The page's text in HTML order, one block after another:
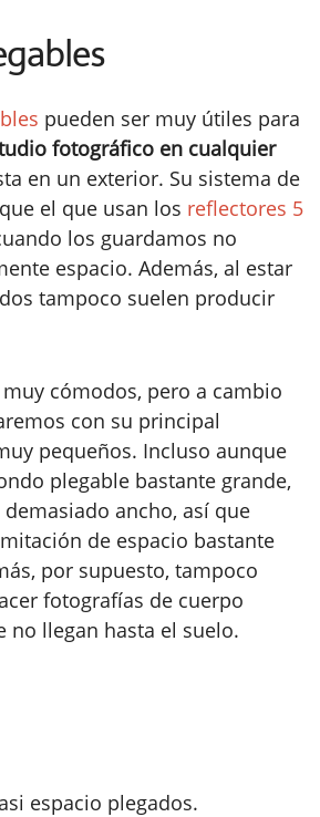
pueden ser muy útiles para
fotográfico en cualquier
en un exterior. Su sistema de
el que usan los reflectores 5
los guardamos no
espacio. Además, al estar
tampoco suelen producir
cómodos, pero a cambio
con su principal
pequeños. Incluso aunque
plegable bastante grande,
ancho, así que
de espacio bastante
por supuesto, tampoco
fotografías de cuerpo
no llegan hasta el suelo.
espacio plegados.